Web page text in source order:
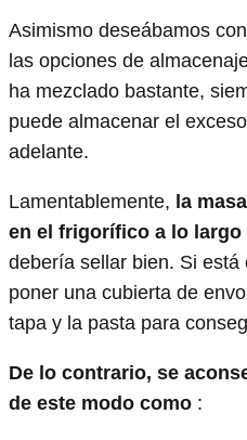
Asimismo deseábamos
las opciones de
ha mezclado bastante,
puede almacenar el
adelante.
Lamentablemente, la
en el frigorífico a lo largo
debería sellar bien. Si está
poner una cubierta de
tapa y la pasta para
De lo contrario, se
de este modo como :